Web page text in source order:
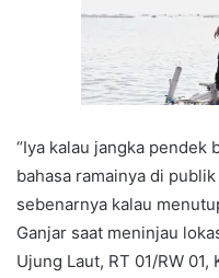
“Iya kalau jangka pendek
bahasa ramainya di
sebenarnya kalau
Ganjar saat meninjau
Ujung Laut, RT 01/RW